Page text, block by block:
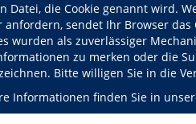
Datei, die Cookie genannt wird.
anfordern, sendet Ihr Browser das
wurden als zuverlässiger
zu merken oder die
Bitte willigen Sie in die
Informationen finden Sie in
Mo.,
Sa.,
Sa.,
Sa.,